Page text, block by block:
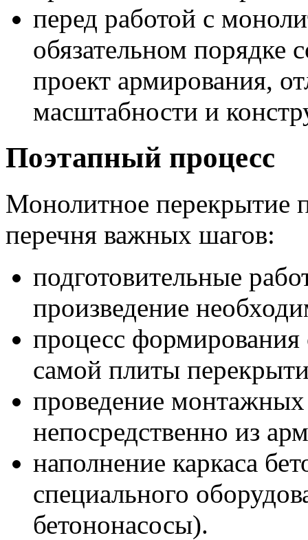
перед работой с
обязательном порядке
проект армирования,
масштабности и
Поэтапный процесс
Монолитное перекрытие
перечня важных шагов:
подготовительные
произведение
процесс формирования
самой плиты
проведение монтажных
непосредственно из
наполнение каркаса
специального
бетононасосы).